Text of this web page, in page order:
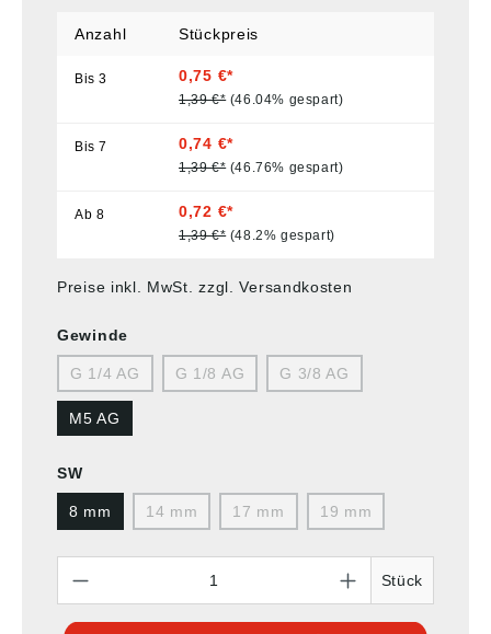
Anzahl Stückpreis
Bis3 0,75 €*
1,39 €* (46.04% gespart)
Bis7 0,74 €*
1,39 €* (46.76% gespart)
Ab 8 0,72 €*
1,39 €* (48.2% gespart)
Preise inkl. MwSt. zzgl. Versandkosten
Gewinde
G 1/4 AG G 1/8 AG G 3/8 AG
M5 AG
SW
8 mm 14 mm 17 mm 19 mm
Stück